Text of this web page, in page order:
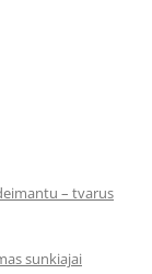
– tvarus
sunkiajai